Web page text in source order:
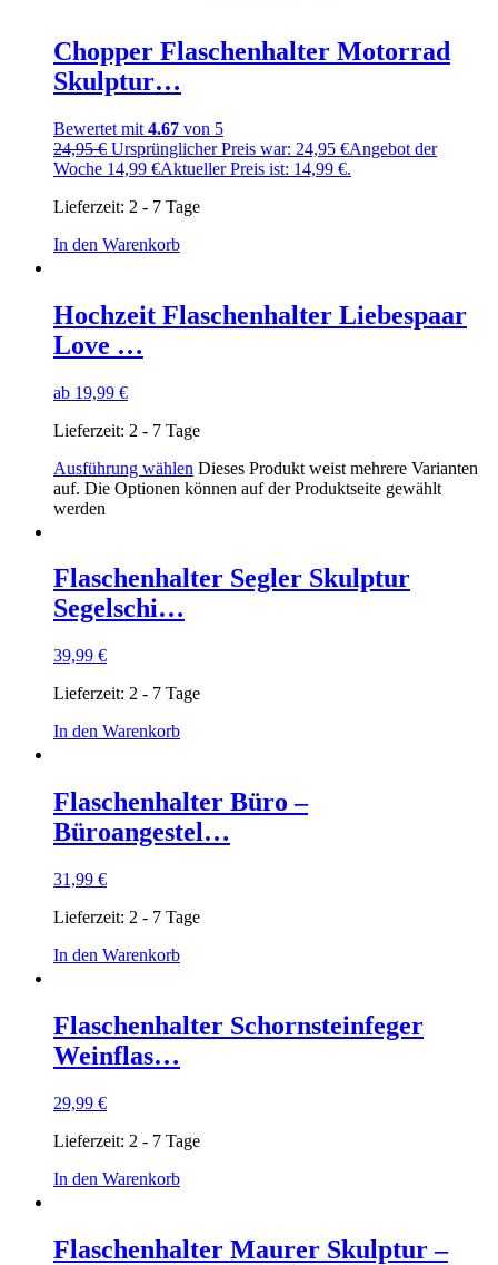
Chopper Flaschenhalter Motorrad
Skulptur…
Bewertet mit 4.67 von 5
24,95€ Ursprünglicher Preis war: 24,95 €Angebot der
Woche 14,99 €Aktueller Preis ist: 14,99 €.
Lieferzeit: 2 - 7 Tage
In den Warenkorb
Hochzeit Flaschenhalter Liebespaar
Love …
ab 19,99 €
Lieferzeit: 2 - 7 Tage
Ausführung wählen Dieses Produkt weist mehrere Varianten
auf. Die Optionen können auf der Produktseite gewählt
werden
Flaschenhalter Segler Skulptur
Segelschi…
39,99 €
Lieferzeit: 2 - 7 Tage
In den Warenkorb
Flaschenhalter Büro –
Büroangestel…
31,99 €
Lieferzeit: 2 - 7 Tage
In den Warenkorb
Flaschenhalter Schornsteinfeger
Weinflas…
29,99 €
Lieferzeit: 2 - 7 Tage
In den Warenkorb
Flaschenhalter Maurer Skulptur –